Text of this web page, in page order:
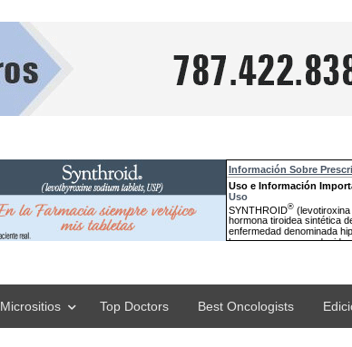
Micrositios Top Doctors Best Oncologists